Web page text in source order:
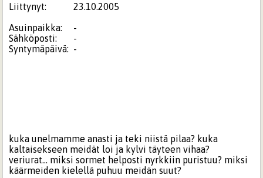
Liittynyt:
23.10.2005
Asuinpaikka:
-
Sähköposti:
-
Syntymäpäivä: -
kuka unelmamme anasti ja teki niistä pilaa? kuka
kaltaisekseen meidät loi ja kylvi täyteen vihaa?
veriurat... miksi sormet helposti nyrkkiin puristuu? miksi
käärmeiden kielellä puhuu meidän suut?